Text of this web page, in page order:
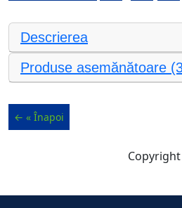
Descrierea
Produse asemănătoare